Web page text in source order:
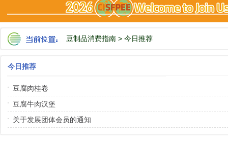
豆制品消费指南 > 今日推荐
今日推荐
豆腐肉桂卷
豆腐牛肉汉堡
关于发展团体会员的通知